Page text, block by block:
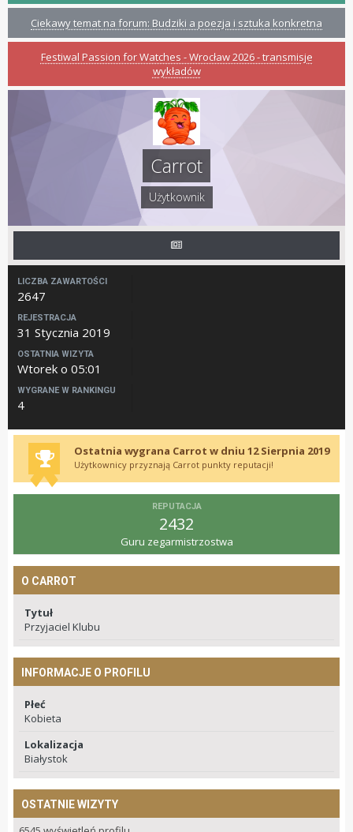
Ciekawy temat na forum: Budziki a poezja i sztuka konkretna
Festiwal Passion for Watches - Wrocław 2026 - transmisje
wykładów
Carrot
Użytkownik
LICZBA ZAWARTOŚCI
2647
REJESTRACJA
31 Stycznia 2019
OSTATNIA WIZYTA
Wtorek o 05:01
WYGRANE W RANKINGU
4
Ostatnia wygrana Carrot w dniu 12 Sierpnia 2019
Użytkownicy przyznają Carrot punkty reputacji!
REPUTACJA
2432
Guru zegarmistrzostwa
O CARROT
Tytuł
Przyjaciel Klubu
INFORMACJE O PROFILU
Płeć
Kobieta
Lokalizacja
Białystok
OSTATNIE WIZYTY